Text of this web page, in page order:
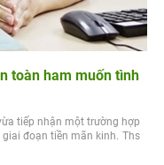
toàn ham muốn tình
tiếp nhận một trường hợp
đoạn tiền mãn kinh. Ths